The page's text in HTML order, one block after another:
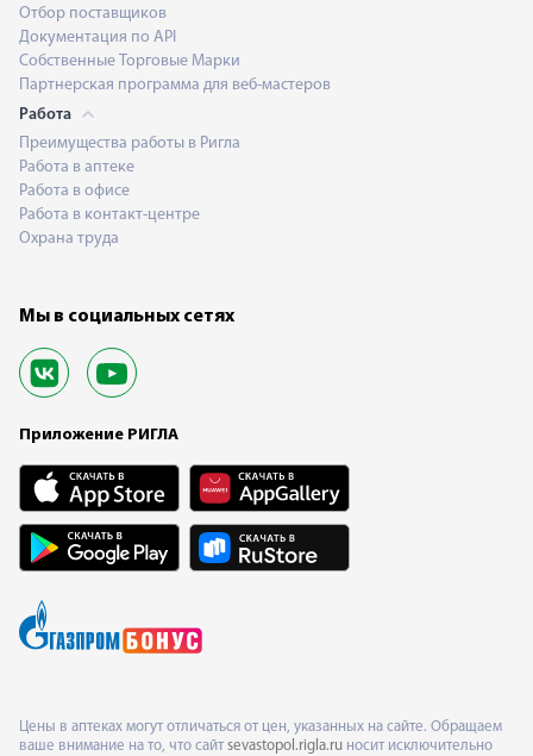
Отбор поставщиков
Документация по API
Собственные Торговые Марки
Партнерская программа для веб-мастеров
Работа
Преимущества работы в Ригла
Работа в аптеке
Работа в офисе
Работа в контакт-центре
Охрана труда
Мы в социальных сетях
Приложение РИГЛА
Цены в аптеках могут отличаться от цен, указанных на сайте. Обращаем
ваше внимание на то, что сайт sevastopol.rigla.ru носит исключительно